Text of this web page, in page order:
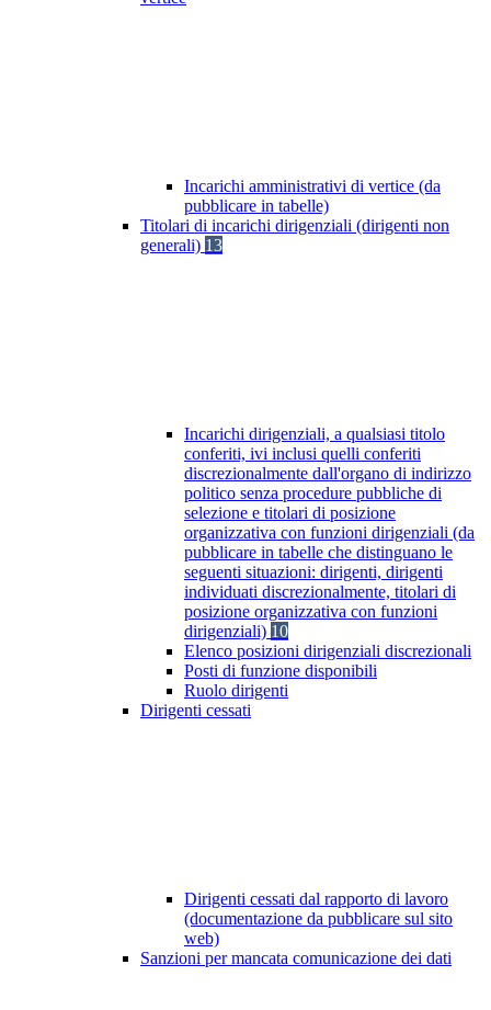
Incarichi amministrativi di vertice (da
pubblicare in tabelle)
Titolari di incarichi dirigenziali (dirigenti non
generali) 13
Incarichi dirigenziali, a qualsiasi titolo
conferiti, ivi inclusi quelli conferiti
discrezionalmente dall'organo di indirizzo
politico senza procedure pubbliche di
selezione e titolari di posizione
organizzativa con funzioni dirigenziali (da
pubblicare in tabelle che distinguano le
seguenti situazioni: dirigenti, dirigenti
individuati discrezionalmente, titolari di
posizione organizzativa con funzioni
dirigenziali) 10
Elenco posizioni dirigenziali discrezionali
Posti di funzione disponibili
Ruolo dirigenti
Dirigenti cessati
Dirigenti cessati dal rapporto di lavoro
(documentazione da pubblicare sul sito
web)
Sanzioni per mancata comunicazione dei dati